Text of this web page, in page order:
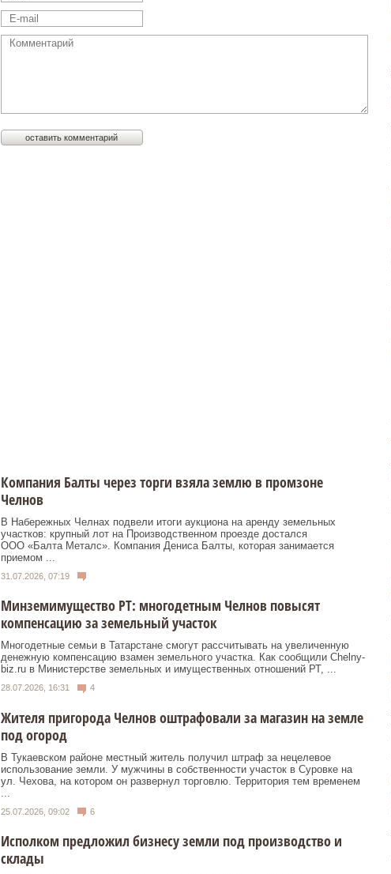
Компания Балты через торги взяла землю в промзоне
Челнов
В Набережных Челнах подвели итоги аукциона на аренду земельных
участков: крупный лот на Производственном проезде достался
ООО «Балта Металс». Компания Дениса Балты, которая занимается
приемом ...
31.07.2026, 07:19
Минземимущество РТ: многодетным Челнов повысят
компенсацию за земельный участок
Многодетные семьи в Татарстане смогут рассчитывать на увеличенную
денежную компенсацию взамен земельного участка. Как сообщили Chelny-
biz.ru в Министерстве земельных и имущественных отношений РТ, ...
28.07.2026, 16:31 4
Жителя пригорода Челнов оштрафовали за магазин на земле
под огород
В Тукаевском районе местный житель получил штраф за нецелевое
использование земли. У мужчины в собственности участок в Суровке на
ул. Чехова, на котором он развернул торговлю. Территория тем временем
25.07.2026, 09:02 6
Исполком предложил бизнесу земли под производство и
склады